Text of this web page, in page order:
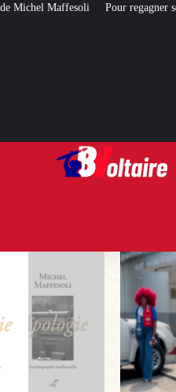
son influence en Afrique, le